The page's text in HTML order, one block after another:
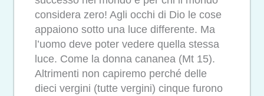
considera zero! Agli occhi di Dio le cose
appaiono sotto una luce differente. Ma
l’uomo deve poter vedere quella stessa
luce. Come la donna cananea (Mt 15).
Altrimenti non capiremo perché delle
dieci vergini (tutte vergini) cinque furono